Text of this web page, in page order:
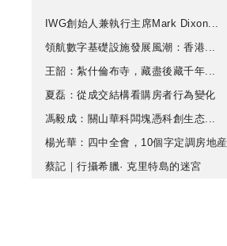
IWG創始人兼執行主席Mark Dixon...
領航數字基礎設施發展風潮：香港...
王韶：紮什倫布寺，藏盡後藏千年...
夏磊：從成交結構看購房者行為變化
馮毅成：關山華科闆塊憑科創生态...
楊光華：四中全會，10個字定調房地産
蔡記｜行攝希臘· 克里特島的迷宮